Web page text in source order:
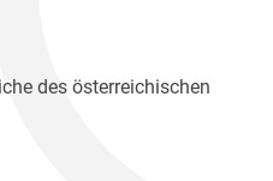
des österreichischen